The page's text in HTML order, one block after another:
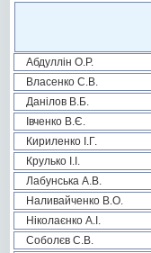
Абдуллін О.Р.
Власенко С.В.
Данілов В.Б.
Івченко В.Є.
Кириленко І.Г.
Крулько І.І.
Лабунська А.В.
Наливайченко В.О.
Ніколаєнко А.І.
Соболєв С.В.